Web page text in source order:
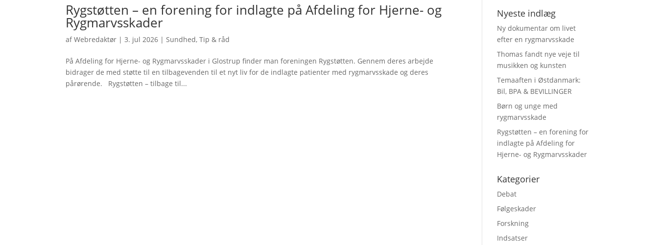
Rygstøtten – en forening for indlagte på Afdeling for Hjerne- og
Rygmarvsskader
afWebredaktør |3. jul 2026 | Sundhed,Tip & råd
På Afdeling for Hjerne- og Rygmarvsskader i Glostrup finder man foreningen Rygstøtten. Gennem deres arbejde
bidrager de med støtte til en tilbagevenden til et nyt liv for de indlagte patienter med rygmarvsskade og deres
pårørende. Rygstøtten – tilbage til...
Nyeste indlæg
Ny dokumentar om livet
efter en rygmarvsskade
Thomas fandt nye veje til
musikken og kunsten
Temaaften i Østdanmark:
Bil, BPA & BEVILLINGER
Børn og unge med
rygmarvsskade
Rygstøtten – en forening for
indlagte på Afdeling for
Hjerne- og Rygmarvsskader
Kategorier
Debat
Følgeskader
Forskning
Indsatser